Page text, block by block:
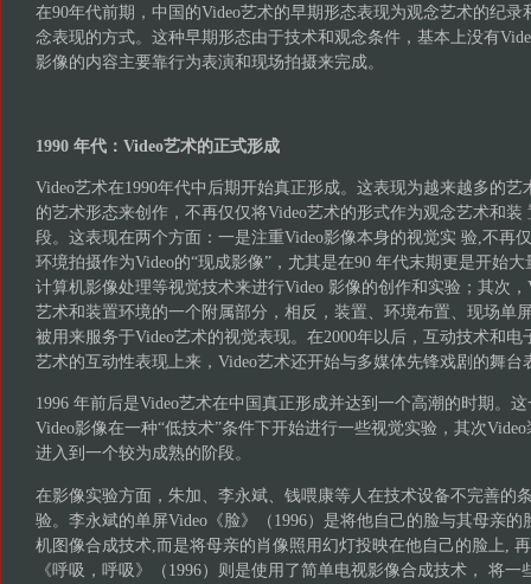
在90年代前期，中国的Video艺术的早期形态表现为观念艺术的纪录
念表现的方式。这种早期形态由于技术和观念条件，基本上没有
影像的内容主要靠行为表演和现场拍摄来完成。
1990 年代：Video艺术的正式形成
Video艺术在1990年代中后期开始真正形成。这表现为越来越多的艺
的艺术形态来创作，不再仅仅将Video艺术的形式作为观念艺术和装
段。这表现在两个方面：一是注重Video影像本身的视觉实 验,不再
环境拍摄作为Video的“现成影像”，尤其是在90 年代末期更是开始
计算机影像处理等视觉技术来进行Video 影像的创作和实验；其次
艺术和装置环境的一个附属部分，相反，装置、环境布置、现场单
被用来服务于Video艺术的视觉表现。在2000年以后，互动技术和电
艺术的互动性表现上来，Video艺术还开始与多媒体先锋戏剧的舞台
1996 年前后是Video艺术在中国真正形成并达到一个高潮的时期。
Video影像在一种“低技术”条件下开始进行一些视觉实验，其次
进入到一个较为成熟的阶段。
在影像实验方面，朱加、李永斌、钱喂康等人在技术设备不完善的
验。李永斌的单屏Video《脸》（1996）是将他自己的脸与其母亲
机图像合成技术,而是将母亲的肖像照用幻灯投映在他自己的脸上,
《呼吸，呼吸》（1996）则是使用了简单电视影像合成技术， 将